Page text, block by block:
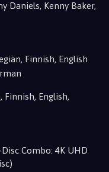
Daniels, Kenny Baker,
Finnish, English
Finnish, English,
Combo: 4K UHD